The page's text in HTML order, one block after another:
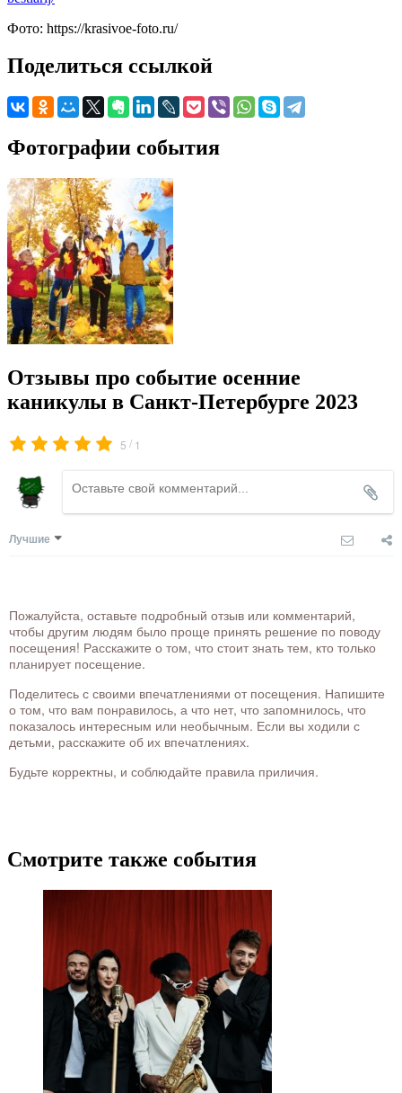
Фото: https://krasivoe-foto.ru/
Поделиться ссылкой
Фотографии события
Отзывы про событие осенние
каникулы в Санкт-Петербурге 2023
5 / 1
Лучшие
Пожалуйста, оставьте подробный отзыв или комментарий,
чтобы другим людям было проще принять решение по поводу
посещения! Расскажите о том, что стоит знать тем, кто только
планирует посещение.
Поделитесь с своими впечатлениями от посещения. Напишите
о том, что вам понравилось, а что нет, что запомнилось, что
показалось интересным или необычным. Если вы ходили с
детьми, расскажите об их впечатлениях.
Будьте корректны, и соблюдайте правила приличия.
Смотрите также события